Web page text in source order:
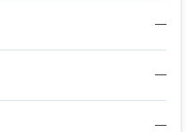
—
—
—